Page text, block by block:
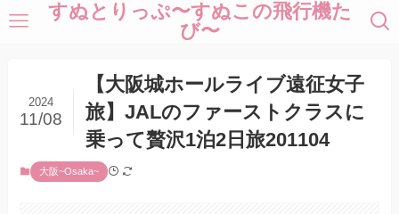
すぬとりっぷ〜すぬこの飛行機た
び〜
【大阪城ホールライブ遠征女子
旅】JALのファーストクラスに
乗って贅沢1泊2日旅201104
2024
11/08
大阪~Osaka~